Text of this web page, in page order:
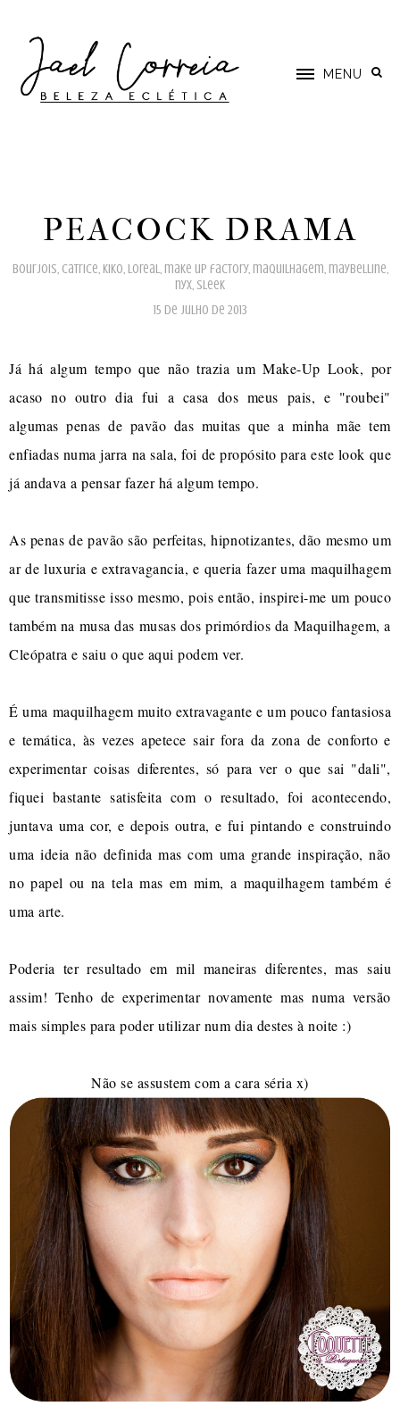
MENU
PEACOCK DRAMA
bourjois, catrice, kiko, loreal, make up factory, maquilhagem, maybelline,
nyx, sleek
15 de julho de 2013
Já há algum tempo que não trazia um Make-Up Look, por
acaso no outro dia fui a casa dos meus pais, e "roubei"
algumas penas de pavão das muitas que a minha mãe tem
enfiadas numa jarra na sala, foi de propósito para este look que
já andava a pensar fazer há algum tempo.
As penas de pavão são perfeitas, hipnotizantes, dão mesmo um
ar de luxuria e extravagancia, e queria fazer uma maquilhagem
que transmitisse isso mesmo, pois então, inspirei-me um pouco
também na musa das musas dos primórdios da Maquilhagem, a
Cleópatra e saiu o que aqui podem ver.
É uma maquilhagem muito extravagante e um pouco fantasiosa
e temática, às vezes apetece sair fora da zona de conforto e
experimentar coisas diferentes, só para ver o que sai "dali",
fiquei bastante satisfeita com o resultado, foi acontecendo,
juntava uma cor, e depois outra, e fui pintando e construindo
uma ideia não definida mas com uma grande inspiração, não
no papel ou na tela mas em mim, a maquilhagem também é
uma arte.
Poderia ter resultado em mil maneiras diferentes, mas saiu
assim! Tenho de experimentar novamente mas numa versão
mais simples para poder utilizar num dia destes à noite :)
Não se assustem com a cara séria x)